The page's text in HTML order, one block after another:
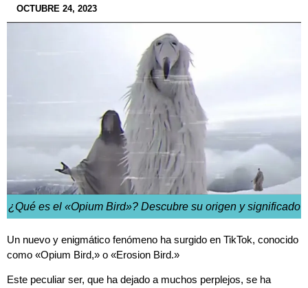
OCTUBRE 24, 2023
¿Qué es el «Opium Bird»? Descubre su origen y significado
Un nuevo y enigmático fenómeno ha surgido en TikTok, conocido
como «Opium Bird,» o «Erosion Bird.»
Este peculiar ser, que ha dejado a muchos perplejos, se ha